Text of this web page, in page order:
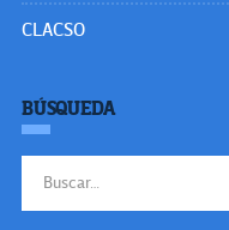
CLACSO
BÚSQUEDA